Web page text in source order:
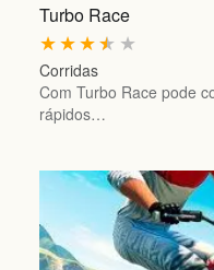
Turbo Race
★
★
★
★
★
Corridas
Com Turbo Race pode
rápidos…